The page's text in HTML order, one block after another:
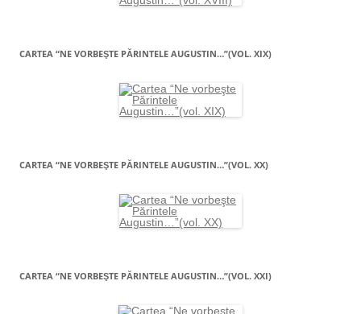
CARTEA “NE VORBEŞTE PĂRINTELE AUGUSTIN…”(VOL. XIX)
CARTEA “NE VORBEŞTE PĂRINTELE AUGUSTIN…”(VOL. XX)
CARTEA “NE VORBEŞTE PĂRINTELE AUGUSTIN…”(VOL. XXI)